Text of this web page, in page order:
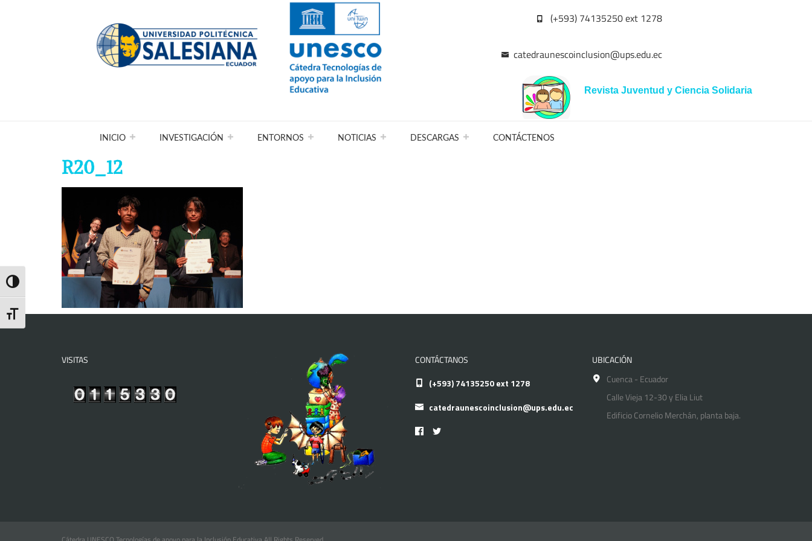
Toggle High Contrast
Toggle Font size
(+593) 74135250 ext 1278
catedraunescoinclusion@ups.edu.ec
Revista Juventud y Ciencia Solidaria
INICIO INVESTIGACIÓN ENTORNOS NOTICIAS DESCARGAS CONTÁCTENOS
R20_12
VISITAS
CONTÁCTANOS
(+593) 74135250 ext 1278
catedraunescoinclusion@ups.edu.ec
UBICACIÓN
Cuenca - Ecuador
Calle Vieja 12-30 y Elia Liut
Edificio Cornelio Merchán, planta baja.